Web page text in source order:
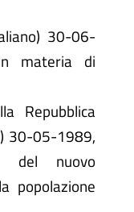
30-06-
materia di
Repubblica
30-05-1989,
del nuovo
popolazione